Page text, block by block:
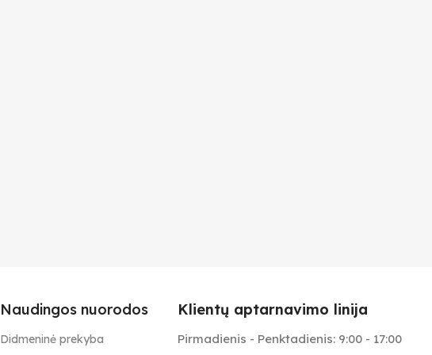
Naudingos nuorodos
Didmeninė prekyba
Klientų aptarnavimo linija
Pirmadienis - Penktadienis: 9:00 - 17:00